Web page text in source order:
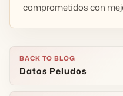
comprometidos con
BACK TO BLOG
Datos Peludos